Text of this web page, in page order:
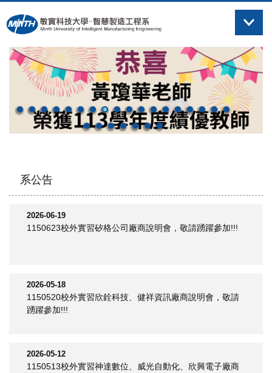
到
主
要
內
系公告
2026-06-19
1150623校外實習矽格公司廠商說明會，敬請踴躍參加!!!
2026-05-18
1150520校外實習欣銓科技、健祥資訊廠商說明會，敬請
踴躍參加!!!
2026-05-12
1150513校外實習神達數位、威光自動化、欣興電子廠商